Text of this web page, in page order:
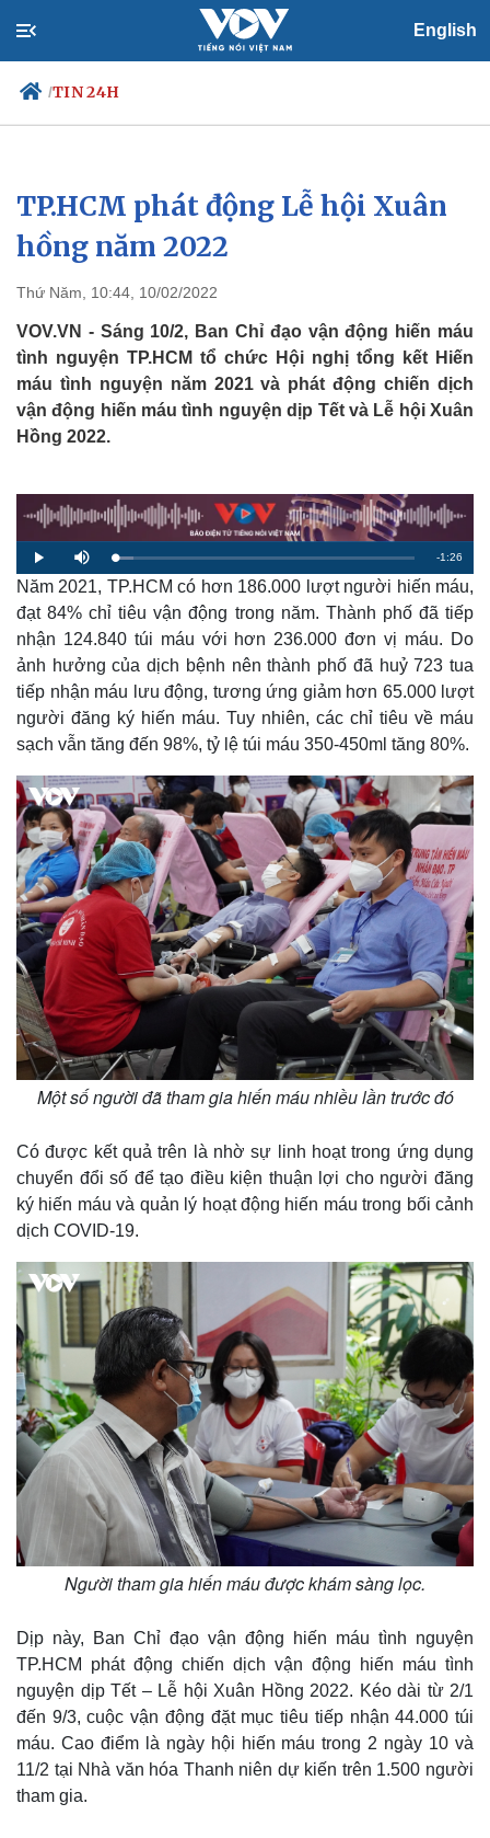
English
/TIN 24H
Chính trị
Đảng
Tổ chức nhân sự
Nhận diện sự thật
Xã hội
Việc làm
Biển đảo
Thế giới
TP.HCM phát động Lễ hội Xuân
hồng năm 2022
Thứ Năm, 10:44, 10/02/2022
VOV.VN - Sáng 10/2, Ban Chỉ đạo vận động hiến máu
tình nguyện TP.HCM tổ chức Hội nghị tổng kết Hiến
máu tình nguyện năm 2021 và phát động chiến dịch
vận động hiến máu tình nguyện dịp Tết và Lễ hội Xuân
Hồng 2022.
P
l
a
y
M
u
t
e
L
o
a
d
e
d
6
.
3
3
R
e
a
n
n
T
i
m
e
-1:26
Năm 2021, TP.HCM có hơn 186.000 lượt người hiến máu,
đạt 84% chỉ tiêu vận động trong năm. Thành phố đã tiếp
nhận 124.840 túi máu với hơn 236.000 đơn vị máu. Do
ảnh hưởng của dịch bệnh nên thành phố đã huỷ 723 tua
tiếp nhận máu lưu động, tương ứng giảm hơn 65.000 lượt
người đăng ký hiến máu. Tuy nhiên, các chỉ tiêu về máu
sạch vẫn tăng đến 98%, tỷ lệ túi máu 350-450ml tăng 80%.
Một số người đã tham gia hiến máu nhiều lần trước đó
Có được kết quả trên là nhờ sự linh hoạt trong ứng dụng
chuyển đổi số để tạo điều kiện thuận lợi cho người đăng
ký hiến máu và quản lý hoạt động hiến máu trong bối cảnh
dịch COVID-19.
Người tham gia hiến máu được khám sàng lọc.
Dịp này, Ban Chỉ đạo vận động hiến máu tình nguyện
TP.HCM phát động chiến dịch vận động hiến máu tình
nguyện dịp Tết – Lễ hội Xuân Hồng 2022. Kéo dài từ 2/1
đến 9/3, cuộc vận động đặt mục tiêu tiếp nhận 44.000 túi
máu. Cao điểm là ngày hội hiến máu trong 2 ngày 10 và
11/2 tại Nhà văn hóa Thanh niên dự kiến trên 1.500 người
tham gia.